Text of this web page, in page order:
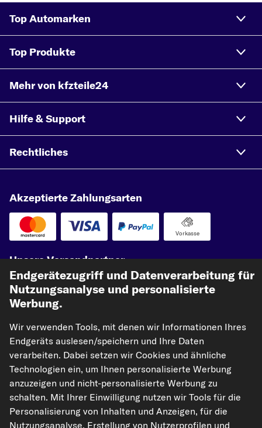
Top Automarken
Top Produkte
Mehr von kfzteile24
Hilfe & Support
Rechtliches
Akzeptierte Zahlungsarten
Vorkasse
Unsere Versandpartner
kfzteile24.de carpardoo.nl
carpardoo.fr
carpardoo.dk
Endgerätezugriff und Datenverarbeitung für
Nutzungsanalyse und personalisierte
Werbung.
Wir verwenden Tools, mit denen wir Informationen Ihres
Endgeräts auslesen/speichern und Ihre Daten
verarbeiten. Dabei setzen wir Cookies und ähnliche
Technologien ein, um Ihnen personalisierte Werbung
anzuzeigen und nicht-personalisierte Werbung zu
schalten. Mit Ihrer Einwilligung nutzen wir Tools für die
Personalisierung von Inhalten und Anzeigen, für die
Nutzungsanalyse, Erstellung von Nutzerprofilen und